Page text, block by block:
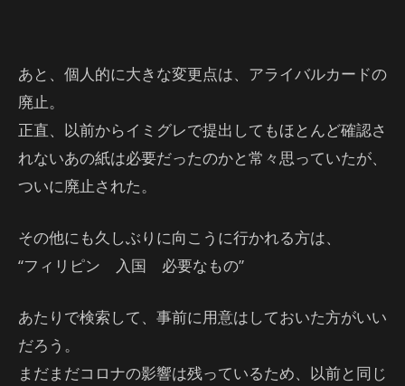
あと、個人的に大きな変更点は、アライバルカードの
廃止。
正直、以前からイミグレで提出してもほとんど確認さ
れないあの紙は必要だったのかと常々思っていたが、
ついに廃止された。
その他にも久しぶりに向こうに行かれる方は、
“フィリピン 入国 必要なもの”
あたりで検索して、事前に用意はしておいた方がいい
だろう。
まだまだコロナの影響は残っているため、以前と同じ